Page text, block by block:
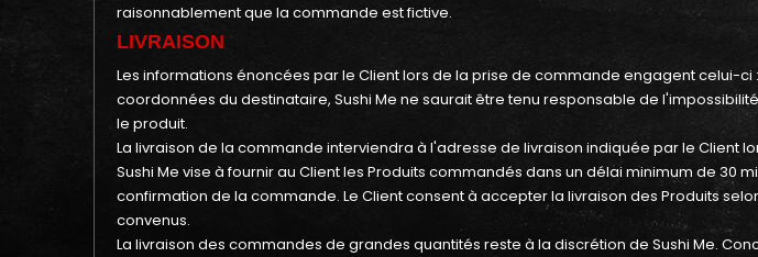
raisonnablement que la commande est fictive.
LIVRAISON
Les informations énoncées par le Client lors de la prise de commande engagent celui-
coordonnées du destinataire, Sushi Me ne saurait être tenu responsable de
le produit.
La livraison de la commande interviendra à l'adresse de livraison indiquée par le Client
Sushi Me vise à fournir au Client les Produits commandés dans un délai minimum de 30
confirmation de la commande. Le Client consent à accepter la livraison des Produits
convenus.
La livraison des commandes de grandes quantités reste à la discrétion de Sushi Me.